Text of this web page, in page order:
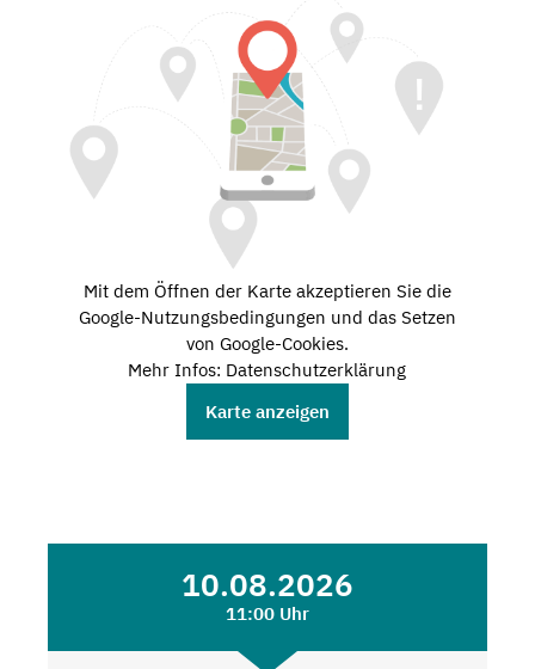
Mit dem Öffnen der Karte akzeptieren Sie die
Google-Nutzungsbedingungen und das Setzen
von Google-Cookies.
Mehr Infos: Datenschutzerklärung
Karte anzeigen
10.08.2026
11:00 Uhr